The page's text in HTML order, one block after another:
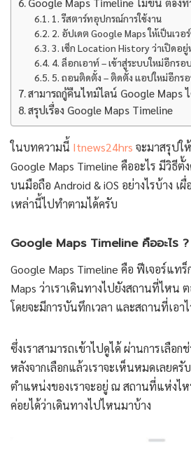
Google Maps Timeline ไม่ขึ้น ต้องท
1. รีสตาร์ทอุปกรณ์การใช้งาน
2. อัปเดต Google Maps ให้เป็นเวอ
3. เช็ก Location History ว่าเปิดอยู่
4. ล็อกเอาท์ – เข้าสู่ระบบใหม่อีกรอบ
5. ถอนติดตั้ง – ติดตั้ง แอปใหม่อีกร
สามารถกู้คืนไทม์ไลน์ Google Maps
สรุปเรื่อง Google Maps Timeline
ในบทความนี้ Itnews24hrs จะมาสรุปใ
Google Maps Timeline คืออะไร มีวิธี
บนมือถือ Android & iOS อย่างไรบ้าง เ
เหล่านี้ไปทำตามได้ครับ
Google Maps Timeline คืออะไร ?
Google Maps Timeline คือ ฟีเจอร์แท
Maps ว่าเราเดินทางไปยังสถานที่ไหน
โดยจะมีการบันทึกเวลา และสถานที่เอาไ
ซึ่งเราสามารถเข้าไปดูได้ ผ่านการเลือ
หลังจากเลือกแล้วเราจะเห็นหมดเลยครั
ตำแหน่งของเราจะอยู่ ณ สถานที่แห่งไ
ค่อยได้ว่าเดินทางไปไหนมาบ้าง